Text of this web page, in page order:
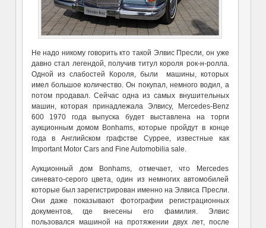
Не надо никому говорить кто такой Элвис Пресли, он уже
давно стал легендой, получив титул короля рок-н-ролла.
Одной из слабостей Короля, были машины, которых
имел большое количество. Он покупал, немного водил, а
потом продавал. Сейчас одна из самых внушительных
машин, которая принадлежала Элвису, Mercedes-Benz
600 1970 года выпуска будет выставлена на торги
аукционным домом Bonhams, которые пройдут в конце
года в Английском графстве Суррее, известные как
Important Motor Cars and Fine Automobilia sale.
Аукционный дом Bonhams, отмечает, что Mercedes
синевато-серого цвета, один из немногих автомобилей
которые был зарегистрирован именно на Элвиса Пресли.
Они даже показывают фотографии регистрационных
документов, где внесены его фамилия. Элвис
пользовался машиной на протяжении двух лет, после